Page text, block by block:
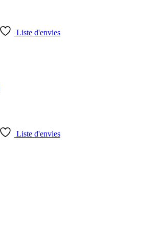
Liste d'envies
Liste d'envies